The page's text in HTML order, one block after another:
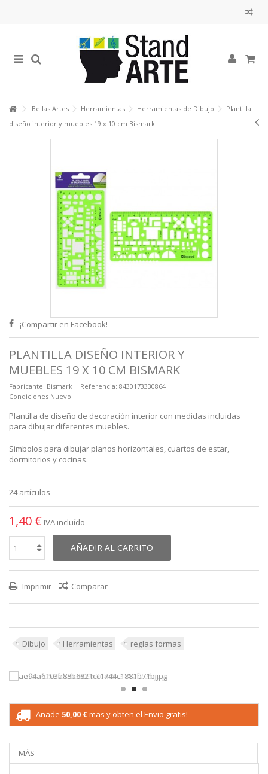
Bellas Artes Herramientas Herramientas de Dibujo
Plantilla
diseño interior y muebles 19 x 10 cm Bismark
¡Compartir en Facebook!
PLANTILLA DISEÑO INTERIOR Y
MUEBLES 19 X 10 CM BISMARK
Fabricante: Bismark Referencia: 8430173330864
Condiciones Nuevo
Plantilla de diseño de decoración interior con medidas incluidas
para dibujar diferentes muebles.
Simbolos para dibujar planos horizontales, cuartos de estar,
dormitorios y cocinas.
24 artículos
1,40 € IVA incluído
AÑADIR AL CARRITO
Imprimir Comparar
Dibujo Herramientas reglas formas
Añade 50,00 €mas y obten el Envio gratis!
MÁS